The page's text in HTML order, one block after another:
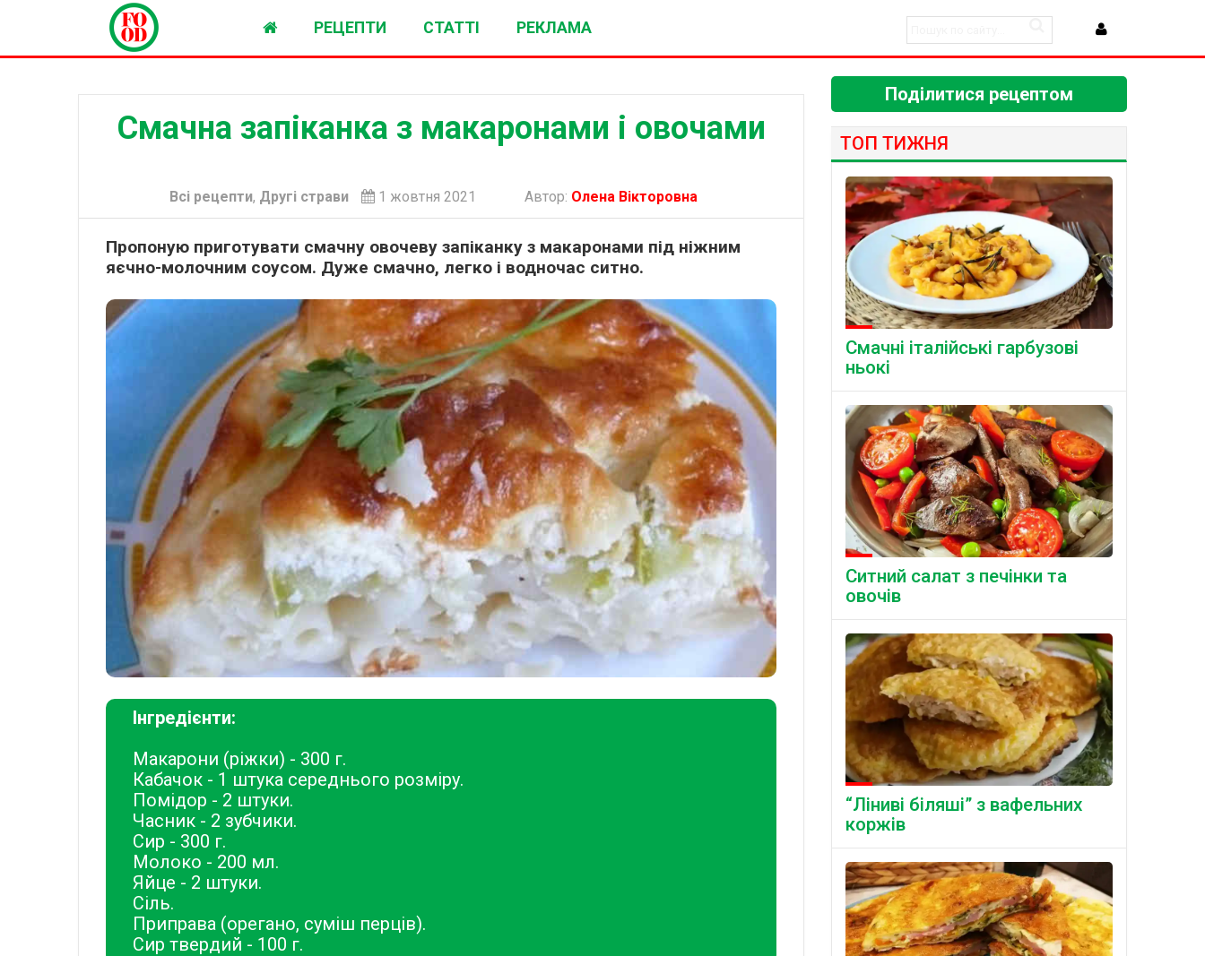
РЕЦЕПТИ СТАТТІ РЕКЛАМА
Смачна запіканка з макаронами і овочами
Всі рецепти, Другі страви 1 жовтня 2021 Автор: Олена Вікторовна
Пропоную приготувати смачну овочеву запіканку з макаронами під ніжним
яєчно-молочним соусом. Дуже смачно, легко і водночас ситно.
Інгредієнти:
Макарони (ріжки) - 300 г.
Кабачок - 1 штука середнього розміру.
Помідор - 2 штуки.
Часник - 2 зубчики.
Сир - 300 г.
Молоко - 200 мл.
Яйце - 2 штуки.
Сіль.
Приправа (орегано, суміш перців).
Сир твердий - 100 г.
Поділитися рецептом
ТОП ТИЖНЯ
Смачні італійські гарбузові
ньокі
Ситний салат з печінки та
овочів
“Ліниві біляші” з вафельних
коржів